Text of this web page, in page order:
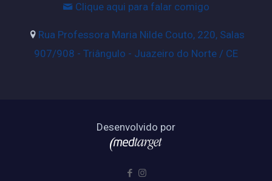
Clique aqui para falar comigo
Rua Professora Maria Nilde Couto, 220, Salas
907/908 - Triângulo - Juazeiro do Norte / CE
Desenvolvido por